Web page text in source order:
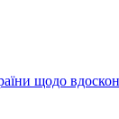
щодо